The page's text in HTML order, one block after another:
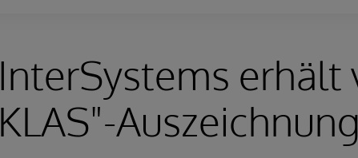
InterSystems erhält
KLAS"-